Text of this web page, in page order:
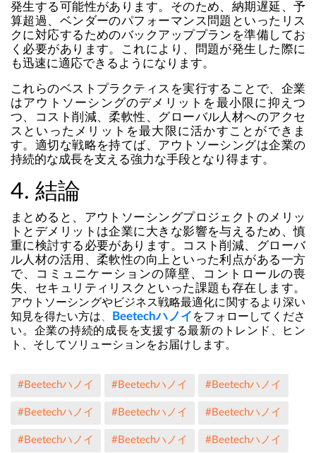
発生する可能性があります。そのため、納期遅延、予
算超過、ベンダーのパフォーマンス問題といったリス
クに対応するためのバックアッププランを準備してお
く必要があります。これにより、問題が発生した際に
も迅速に適応できるようになります。
これらのベストプラクティスを実行することで、企業
はアウトソーシングのデメリットを最小限に抑えつ
つ、コスト削減、柔軟性、グローバル人材へのアクセ
スといったメリットを最大限に活かすことができま
す。適切な戦略を持てば、アウトソーシングは企業の
持続的な成長を支える強力な手段となり得ます。
4. 結論
まとめると、アウトソーシングプロジェクトのメリッ
トとデメリットは企業に大きな影響を与えるため、慎
重に検討する必要があります。コスト削減、グローバ
ル人材の活用、柔軟性の向上といった利点がある一方
で、コミュニケーションの障壁、コントロールの喪
失、セキュリティリスクといった課題も存在します。
アウトソーシングやビジネス戦略最適化に関するより深い
知見を得たい方は、 Beetechハノイ をフォローしてくださ
い。企業の持続的成長を支援する最新のトレンド、ヒン
ト、そしてソリューションをお届けします。
#Beetechハノイ #Beetechハノイ #Beetechハノイ
#Beetechハノイ #Beetechハノイ #Beetechハノイ
#Beetechハノイ #Beetechハノイ #Beetechハノイ